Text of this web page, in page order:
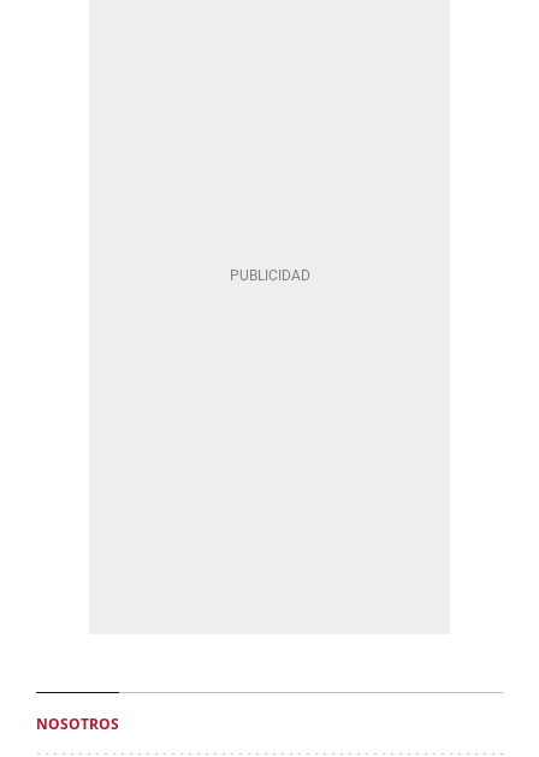
NOSOTROS